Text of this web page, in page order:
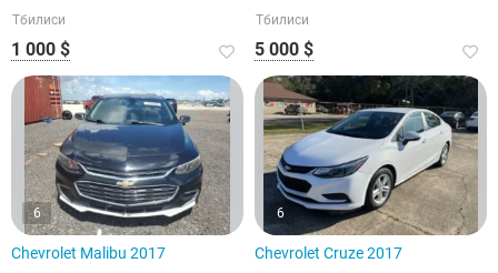
Тбилиси
1 000 $
Тбилиси
5 000 $
6
Chevrolet Malibu 2017
6
Chevrolet Cruze 2017